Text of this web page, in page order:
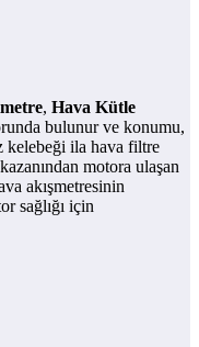
, Hava Kütle
bulunur ve konumu,
kelebeği ila hava filtre
motora ulaşan
akışmetresinin
sağlığı için